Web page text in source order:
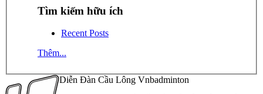
Tìm kiếm hữu ích
Recent Posts
Thêm...
Diễn Đàn Cầu Lông Vnbadminton